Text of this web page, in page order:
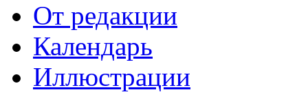
От редакции
Календарь
Иллюстрации